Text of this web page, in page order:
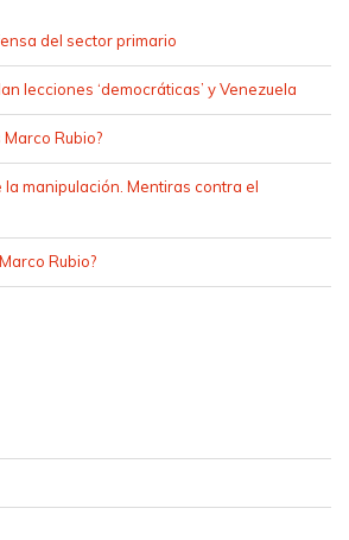
del sector primario
lecciones ‘democráticas’ y Venezuela
Marco Rubio?
la manipulación. Mentiras contra el
Rubio?